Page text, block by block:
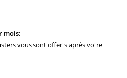
mois:
vous sont offerts après votre